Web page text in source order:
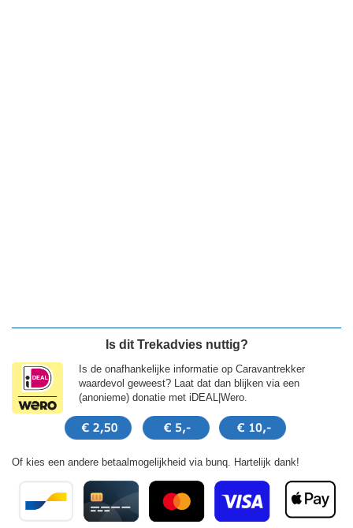
Is dit Trekadvies nuttig?
Is de onafhankelijke informatie op Caravantrekker
waardevol geweest? Laat dat dan blijken via een
(anonieme) donatie met iDEAL|Wero.
Of kies een andere betaalmogelijkheid via bunq. Hartelijk dank!